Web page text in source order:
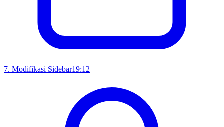
7. Modifikasi Sidebar19:12